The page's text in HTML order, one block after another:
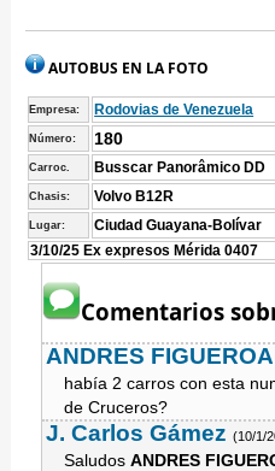
AUTOBUS EN LA FOTO
Empresa: Rodovias de Venezuela
Número: 180
Carroc. Busscar Panorâmico DD
Chasis: Volvo B12R
Lugar:
Ciudad Guayana-Bolívar
3/10/25 Ex expresos Mérida 0407
Comentarios
ANDRES FIGUEROA
había 2 carros con esta
de Cruceros?
J. Carlos Gámez(10/1/
SaludosANDRES